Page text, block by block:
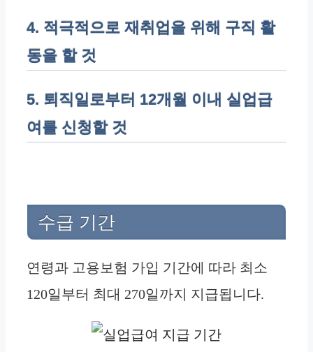
4. 적극적으로 재취업을 위해 구직 활
동을 할 것
5. 퇴직일로부터 12개월 이내 실업급
여를 신청할 것
수급 기간
연령과 고용보험 가입 기간에 따라 최소
120일부터 최대 270일까지 지급됩니다.